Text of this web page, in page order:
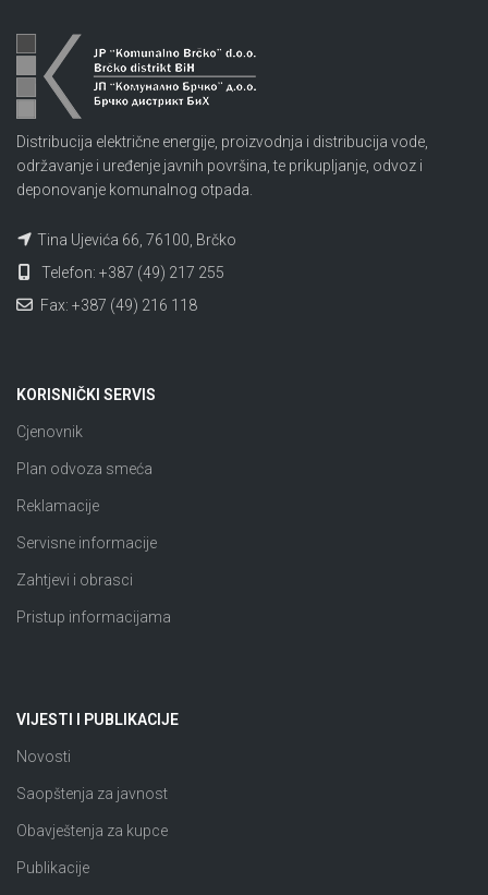
Distribucija električne energije, proizvodnja i distribucija vode,
održavanje i uređenje javnih površina, te prikupljanje, odvoz i
deponovanje komunalnog otpada.
Tina Ujevića 66, 76100, Brčko
Telefon: +387 (49) 217 255
Fax: +387 (49) 216 118
KORISNIČKI SERVIS
Cjenovnik
Plan odvoza smeća
Reklamacije
Servisne informacije
Zahtjevi i obrasci
Pristup informacijama
VIJESTI I PUBLIKACIJE
Novosti
Saopštenja za javnost
Obavještenja za kupce
Publikacije